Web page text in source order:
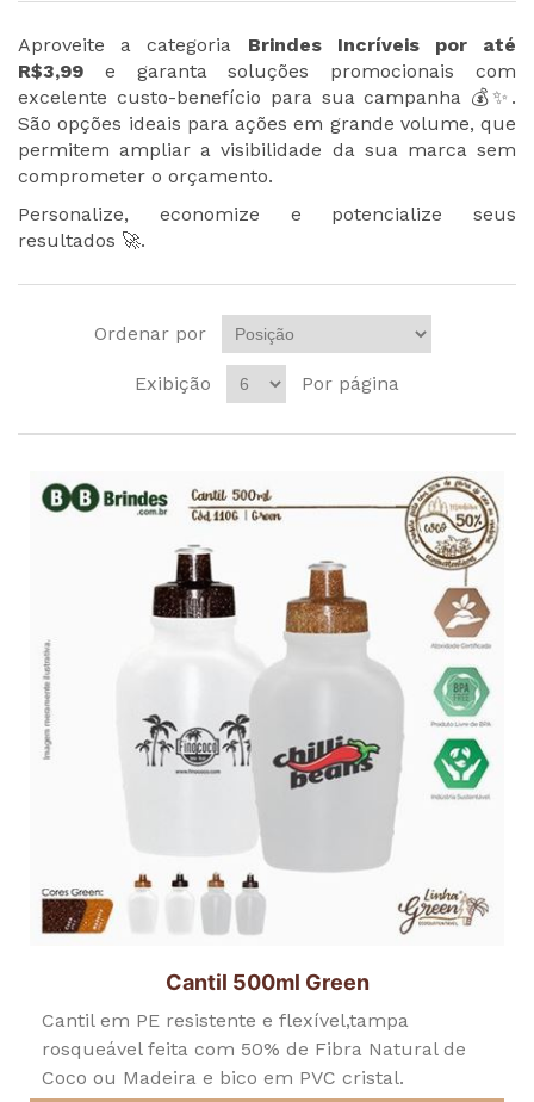
Aproveite a categoria Brindes Incríveis por até
R$3,99 e garanta soluções promocionais com
excelente custo-benefício para sua campanha 💰✨.
São opções ideais para ações em grande volume, que
permitem ampliar a visibilidade da sua marca sem
comprometer o orçamento.
Personalize, economize e potencialize seus
resultados 🚀.
Ordenar por
Exibição Por página
Cantil 500ml Green
Cantil em PE resistente e flexível,tampa
rosqueável feita com 50% de Fibra Natural de
Coco ou Madeira e bico em PVC cristal.